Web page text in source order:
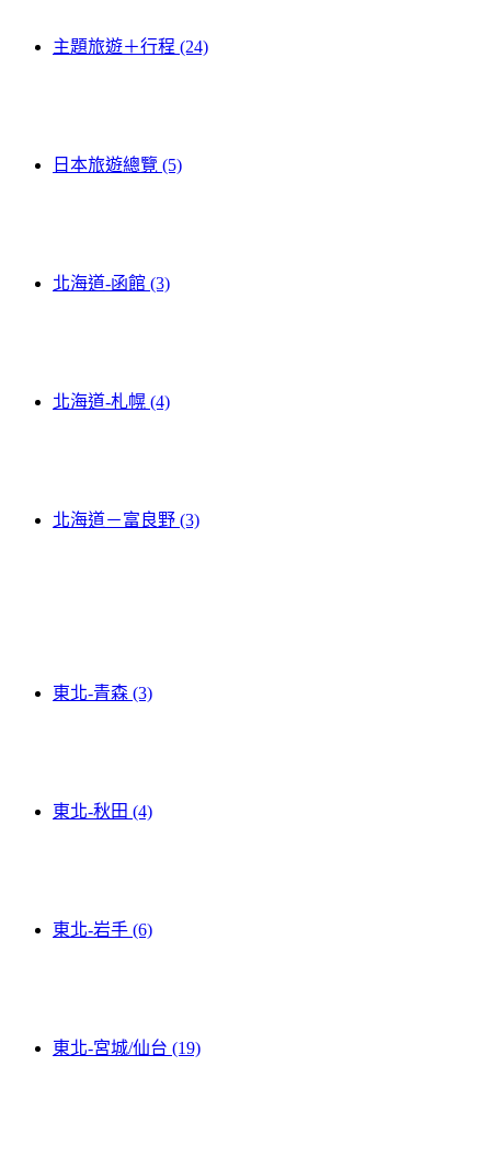
主題旅遊＋行程 (24)
日本旅遊總覽 (5)
北海道-函館 (3)
北海道-札幌 (4)
北海道－富良野 (3)
東北-青森 (3)
東北-秋田 (4)
東北-岩手 (6)
東北-宮城/仙台 (19)